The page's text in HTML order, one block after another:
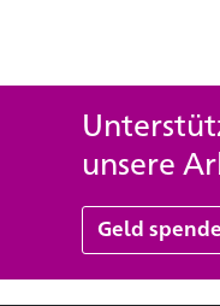
unsere
Geld